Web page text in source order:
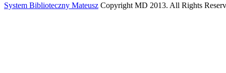
System Biblioteczny Mateusz Copyright MD 2013. All Rights